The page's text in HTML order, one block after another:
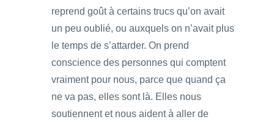
reprend goût à certains trucs qu’on avait
un peu oublié, ou auxquels on n’avait plus
le temps de s’attarder. On prend
conscience des personnes qui comptent
vraiment pour nous, parce que quand ça
ne va pas, elles sont là. Elles nous
soutiennent et nous aident à aller de